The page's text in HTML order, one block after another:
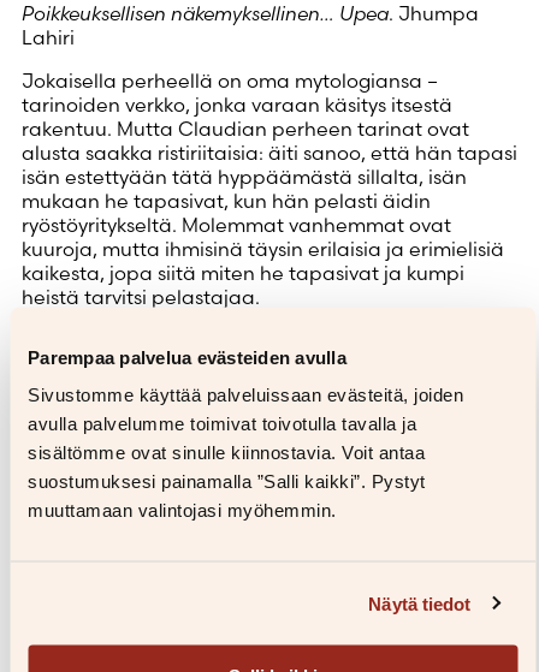
Parempaa palvelua evästeiden avulla
Sivustomme käyttää palveluissaan evästeitä, joiden
avulla palvelumme toimivat toivotulla tavalla ja
sisältömme ovat sinulle kiinnostavia. Voit antaa
suostumuksesi painamalla ”Salli kaikki”. Pystyt
muuttamaan valintojasi myöhemmin.
Näytä tiedot
Poikkeuksellisen näkemyksellinen… Upea. Jhumpa
Lahiri
Jokaisella perheellä on oma mytologiansa –
tarinoiden verkko, jonka varaan käsitys itsestä
rakentuu. Mutta Claudian perheen tarinat ovat
alusta saakka ristiriitaisia: äiti sanoo, että hän tapasi
isän estettyään tätä hyppäämästä sillalta, isän
mukaan he tapasivat, kun hän pelasti äidin
ryöstöyritykseltä. Molemmat vanhemmat ovat
kuuroja, mutta ihmisinä täysin erilaisia ja erimielisiä
kaikesta, jopa siitä miten he tapasivat ja kumpi
heistä tarvitsi pelastajaa.
kieltä, edes viittomakieltä. Kommunikaatio on
jatkuvasti kaoottista ja täynnä väärinkäsityksiä, niin
hilpeitä kuin musertaviakin. Claudia tuntee
olevansa täysi muukalainen jopa omassa
perheessään. Vähitellen hän alkaa rakentaa omaa
mytologiaansa, etsiä vapauttaan ja omaa
tarinaansa.
ja luokka muovaavat meitä ja käsityksiämme
itseämme?